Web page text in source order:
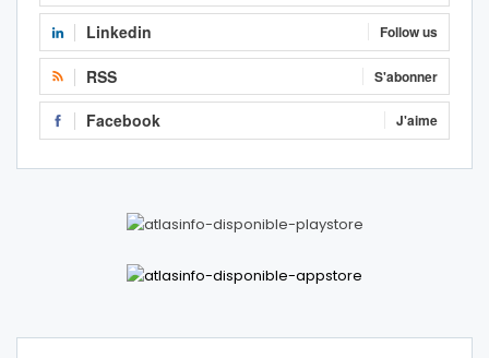
Linkedin Follow us
RSS S'abonner
Facebook J'aime